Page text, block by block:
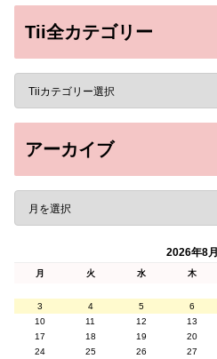
Tii全カテゴリー
アーカイブ
2026年8月
月 火 水 木
3
4 5 6
10
11 12 13
17
18 19 20
24
25 26 27